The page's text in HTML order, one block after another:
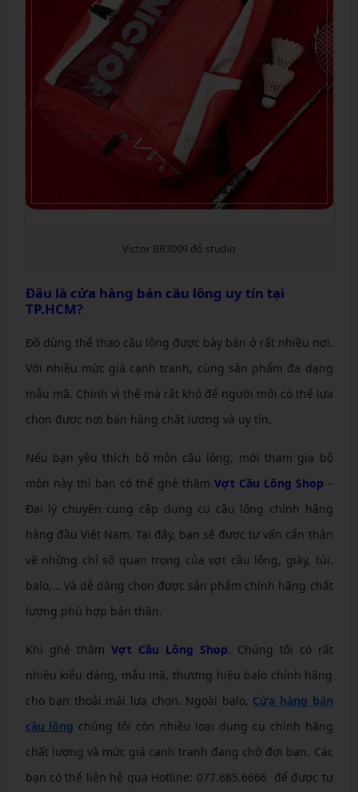
Victor BR3009 đỏ studio
Đâu là cửa hàng bán cầu lông uy tín tại
TP.HCM?
Đồ dùng thể thao cầu lông được bày bán ở rất nhiều nơi.
Với nhiều mức giá cạnh tranh, cùng sản phẩm đa dạng
mẫu mã. Chính vì thế mà rất khó để người mới có thể lựa
chọn được nơi bán hàng chất lượng và uy tín.
Nếu bạn yêu thích bộ môn cầu lông, mới tham gia bộ
môn này thì bạn có thể ghé thăm Vợt Cầu Lông Shop –
Đại lý chuyên cung cấp dụng cụ cầu lông chính hãng
hàng đầu Việt Nam. Tại đây, bạn sẽ được tư vấn cẩn thận
về những chỉ số quan trọng của vợt cầu lông, giày, túi.
balo,… Và dễ dàng chọn được sản phẩm chính hãng chất
lượng phù hợp bản thân.
Khi ghé thăm Vợt Cầu Lông Shop. Chúng tôi có rất
nhiều kiểu dáng, mẫu mã, thương hiệu balo chính hãng
cho bạn thoải mái lựa chọn. Ngoài balo, Cửa hàng bán
cầu lông chúng tôi còn nhiều loại dụng cụ chính hãng
chất lượng và mức giá cạnh tranh đang chờ đợi bạn. Các
bạn có thể liên hệ qua Hotline: 077.685.6666 để được tư